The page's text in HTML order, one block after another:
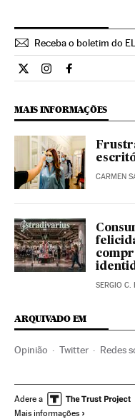
Receba o boletim do
Opiniao El País Brasil
Opiniao El País
Opiniao El
MAIS INFORMAÇÕES
CARMEN
SERGIO C.
ARQUIVADO EM
Opinião Twitter Redes
Adere a
Mais informações